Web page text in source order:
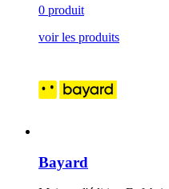
0 produit
voir les produits
Bayard